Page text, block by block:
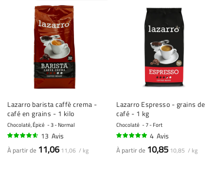
Lazarro barista caffè crema -
café en grains - 1 kilo
Chocolaté, Épicé 3 - Normal
13 Avis
À partir de 11,06 11,06 / kg
Lazarro Espresso - grains de
café - 1 kg
Chocolaté 7 - Fort
4 Avis
À partir de 10,85 10,85 / kg